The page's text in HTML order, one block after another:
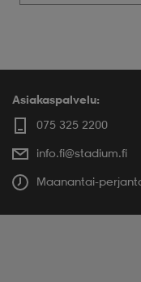
Asiakaspalvelu:
075 325 2200
info.fi@stadium.fi
Maanantai-